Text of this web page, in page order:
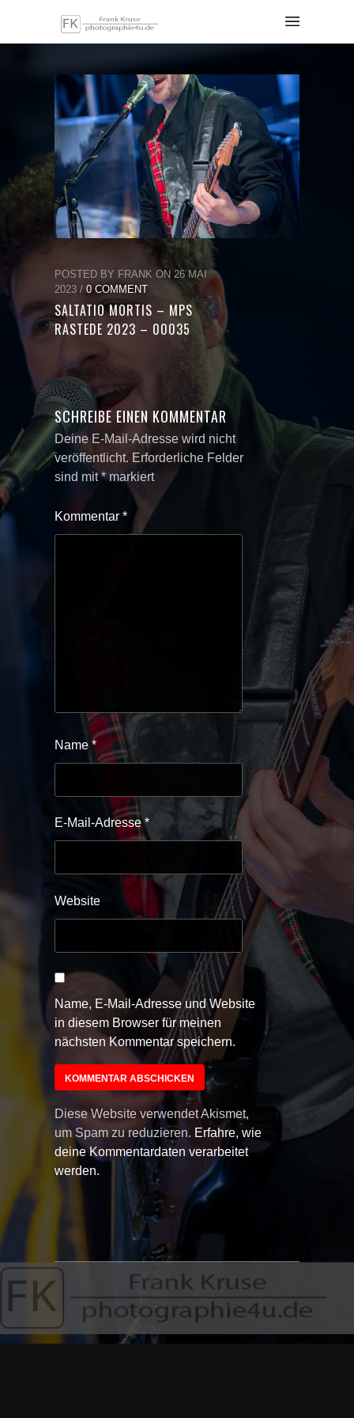
POSTED BY FRANK ON 26 MAI
2023 / 0 COMMENT
SALTATIO MORTIS – MPS
RASTEDE 2023 – 00035
SCHREIBE EINEN KOMMENTAR
Deine E-Mail-Adresse wird nicht
veröffentlicht. Erforderliche Felder
sind mit*markiert
Kommentar *
Name*
E-Mail-Adresse*
Website
Name, E-Mail-Adresse und Website
in diesem Browser für meinen
nächsten Kommentar speichern.
Diese Website verwendet Akismet,
um Spam zu reduzieren. Erfahre, wie
deine Kommentardaten verarbeitet
werden.